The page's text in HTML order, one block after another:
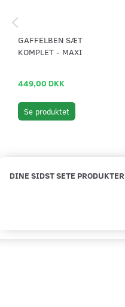
GAFFELBEN SÆT
KOMPLET - MAXI
449,00 DKK
Se produktet
DINE SIDST SETE PRODUKTER